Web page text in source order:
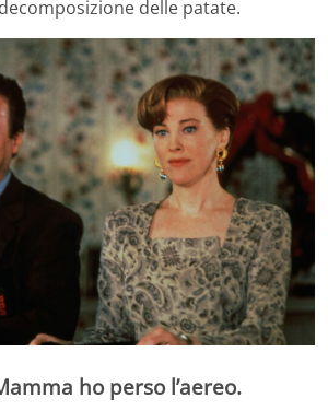
delle patate.
ho perso l’aereo.